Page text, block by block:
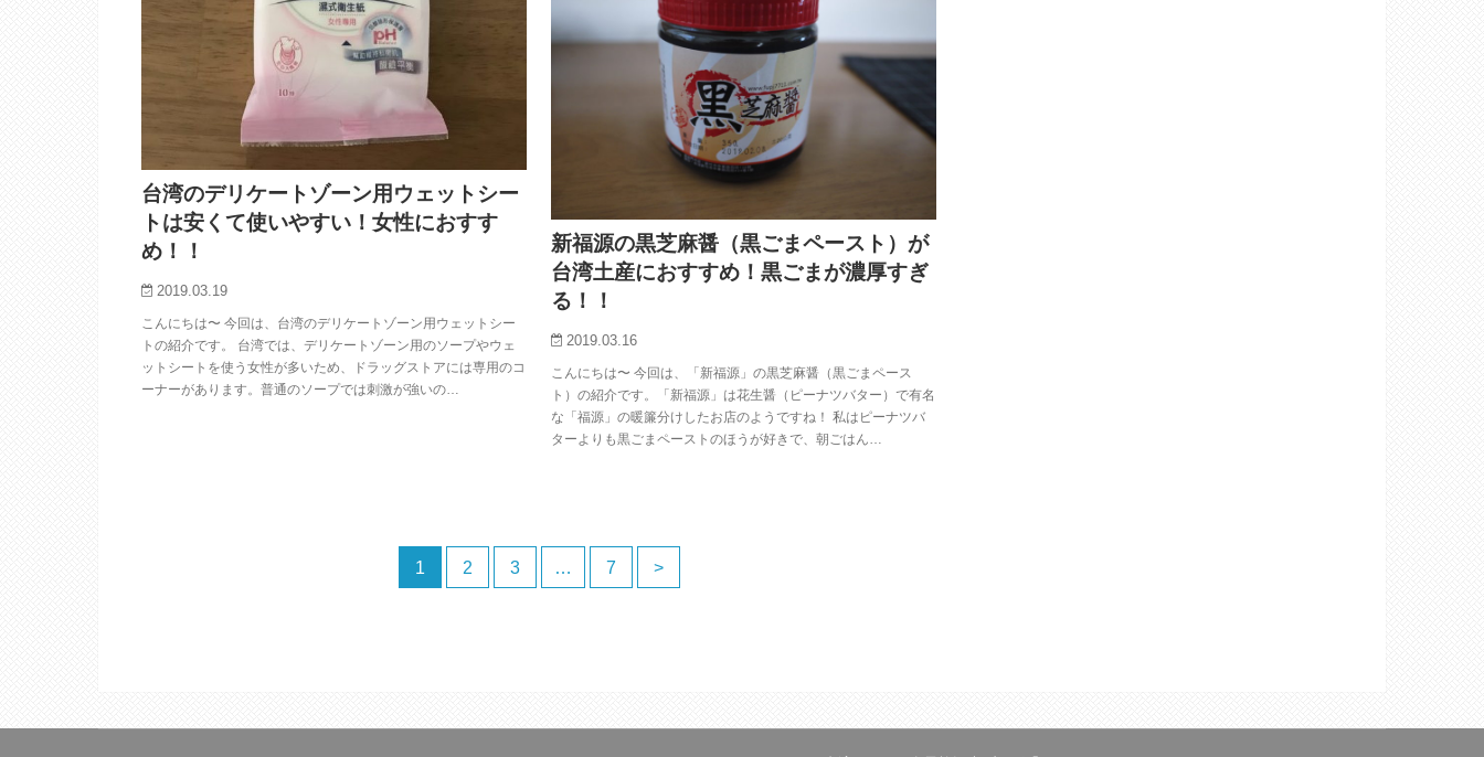
台湾のデリケートゾーン用ウェットシー
トは安くて使いやすい！女性におすす
め！！
2019.03.19
こんにちは〜 今回は、台湾のデリケートゾーン用ウェットシー
トの紹介です。 台湾では、デリケートゾーン用のソープやウェ
ットシートを使う女性が多いため、ドラッグストアには専用のコ
ーナーがあります。普通のソープでは刺激が強いの…
新福源の黒芝麻醤（黒ごまペースト）が
台湾土産におすすめ！黒ごまが濃厚すぎ
る！！
2019.03.16
こんにちは〜 今回は、「新福源」の黒芝麻醤（黒ごまペース
ト）の紹介です。「新福源」は花生醤（ピーナツバター）で有名
な「福源」の暖簾分けしたお店のようですね！ 私はピーナツバ
ターよりも黒ごまペーストのほうが好きで、朝ごはん…
1 2 3 … 7 >